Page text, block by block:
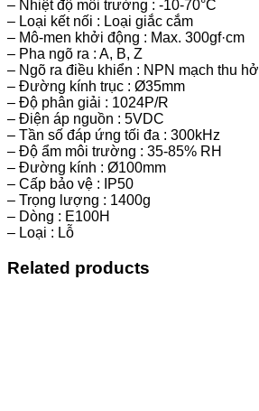
– Nhiệt độ môi trường : -10-70°C
– Loại kết nối : Loại giắc cắm
– Mô-men khởi động : Max. 300gf·cm
– Pha ngõ ra : A, B, Z
– Ngõ ra điều khiển : NPN mạch thu hở
– Đường kính trục : Ø35mm
– Độ phân giải : 1024P/R
– Điện áp nguồn : 5VDC
– Tần số đáp ứng tối đa : 300kHz
– Độ ẩm môi trường : 35-85% RH
– Đường kính : Ø100mm
– Cấp bảo vệ : IP50
– Trọng lượng : 1400g
– Dòng : E100H
– Loại : Lỗ
Related products